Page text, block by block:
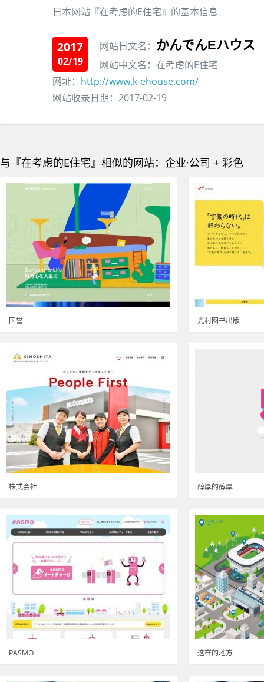
日本网站『在考虑的E住宅』的基本信息
2017
02/19
网站日文名： かんでんEハウス
网站中文名：在考虑的E住宅
网址： http://www.k-ehouse.com/
网站收录日期：2017-02-19
与『在考虑的E住宅』相似的网站：企业·公司 + 彩色
国誉 光村图书出版
株式会社 醇厚的醇厚
PASMO 这样的地方